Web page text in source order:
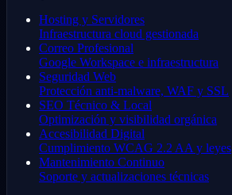
Hosting y Servidores
Infraestructura cloud gestionada
Correo Profesional
Google Workspace e infraestructura
Seguridad Web
Protección anti-malware, WAF y SSL
SEO Técnico & Local
Optimización y visibilidad orgánica
Accesibilidad Digital
Cumplimiento WCAG 2.2 AA y leyes
Mantenimiento Continuo
Soporte y actualizaciones técnicas